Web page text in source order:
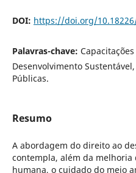
DOI: https://doi.org/
Palavras-chave:
Desenvolvimento
Públicas.
Resumo
A abordagem do direito ao
contempla, além da melhoria
humana, o cuidado do meio